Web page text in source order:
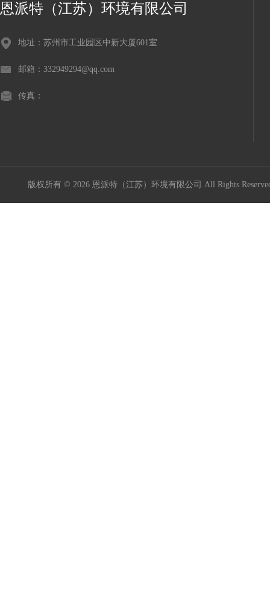
恩派特（江苏）环境有限公司
地址：苏州市工业园区中新大厦601室
邮箱：332949294@qq.com
传真：
版权所有 © 2026 恩派特（江苏）环境有限公司 All Rights